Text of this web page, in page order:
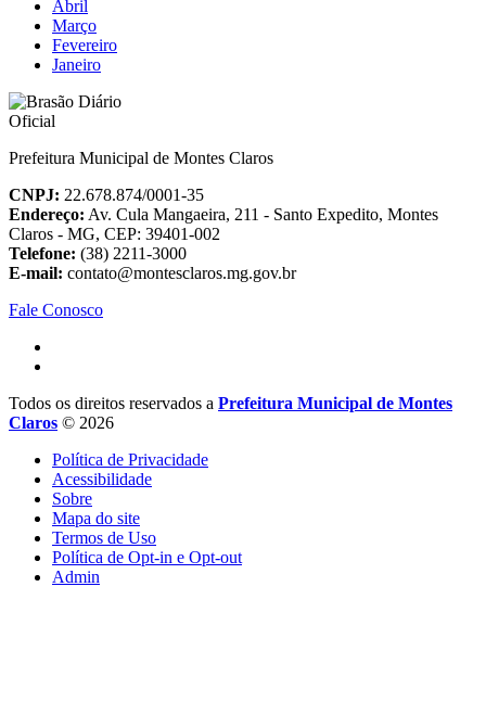
Abril
Março
Fevereiro
Janeiro
Prefeitura Municipal de Montes Claros
CNPJ: 22.678.874/0001-35
Endereço: Av. Cula Mangaeira, 211 - Santo Expedito, Montes
Claros - MG, CEP: 39401-002
Telefone: (38) 2211-3000
E-mail: contato@montesclaros.mg.gov.br
Fale Conosco
Todos os direitos reservados a Prefeitura Municipal de Montes
Claros © 2026
Política de Privacidade
Acessibilidade
Sobre
Mapa do site
Termos de Uso
Política de Opt-in e Opt-out
Admin